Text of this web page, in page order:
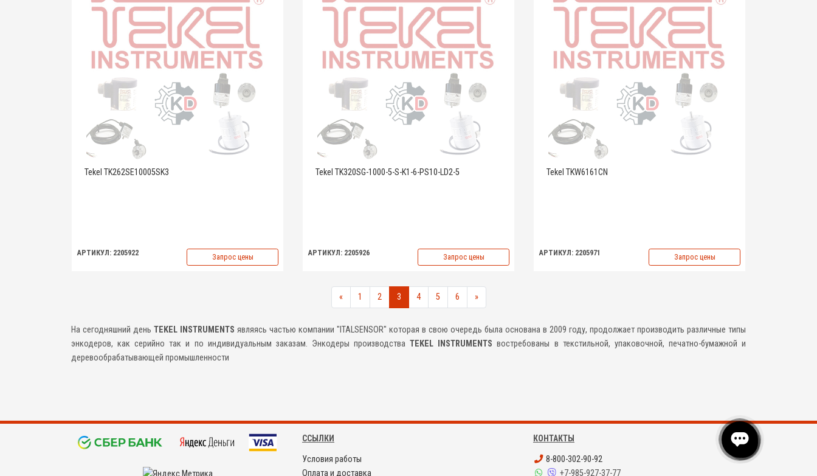
Tekel TK262SE10005SK3
АРТИКУЛ: 2205922 Запрос цены
Tekel TK320SG-1000-5-S-K1-6-PS10-LD2-5
АРТИКУЛ: 2205926 Запрос цены
Tekel TKW6161CN
АРТИКУЛ: 2205971 Запрос цены
« 1 2 3 4 5 6 »
На сегодняшний день TEKEL INSTRUMENTS являясь частью компании "ITALSENSOR" которая в свою очередь была основана в 2009 году, продолжает производить различные типы
энкодеров, как серийно так и по индивидуальным заказам. Энкодеры производстваTEKEL INSTRUMENTS востребованы в текстильной, упаковочной, печатно-бумажной и
деревообрабатывающей промышленности
ССЫЛКИ
Условия работы
Оплата и доставка
КОНТАКТЫ
8-800-302-90-92
+7-985-927-37-77